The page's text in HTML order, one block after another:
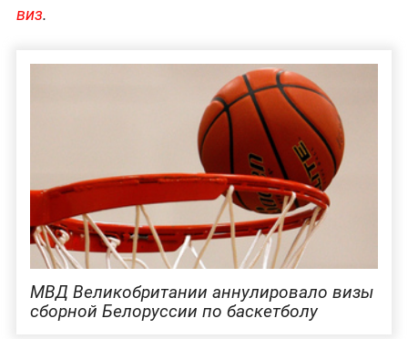
виз.
МВД Великобритании аннулировало визы
сборной Белоруссии по баскетболу